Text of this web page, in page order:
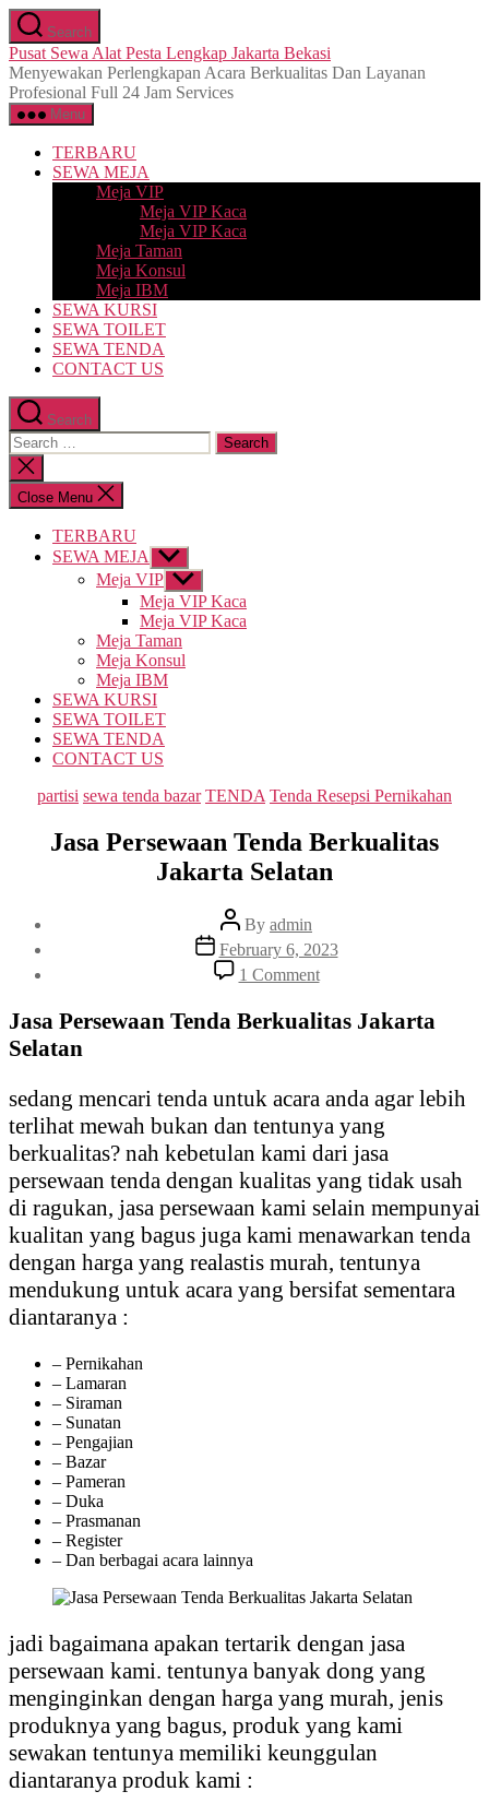
Skip
to
the
content
Search
Pusat Sewa Alat Pesta Lengkap Jakarta Bekasi
Menyewakan Perlengkapan Acara Berkualitas Dan Layanan
Profesional Full 24 Jam Services
Menu
TERBARU
SEWA MEJA
Meja VIP
Meja VIP Kaca
Meja VIP Kaca
Meja Taman
Meja Konsul
Meja IBM
SEWA KURSI
SEWA TOILET
SEWA TENDA
CONTACT US
Search
Search
for:
Close
search
Close Menu
TERBARU
SEWA MEJA
Show
sub
menu
Meja VIP Show
sub
menu
Meja VIP Kaca
Meja VIP Kaca
Meja Taman
Meja Konsul
Meja IBM
SEWA KURSI
SEWA TOILET
SEWA TENDA
CONTACT US
Categories
partisi sewa tenda bazar TENDA Tenda Resepsi Pernikahan
Jasa Persewaan Tenda Berkualitas
Jakarta Selatan
Post
author
By admin
Post
date
February 6, 2023
1 Commenton
Jasa
Tenda
Selatan
Jasa Persewaan Tenda Berkualitas Jakarta
Selatan
sedang mencari tenda untuk acara anda agar lebih
terlihat mewah bukan dan tentunya yang
berkualitas? nah kebetulan kami dari jasa
persewaan tenda dengan kualitas yang tidak usah
di ragukan, jasa persewaan kami selain mempunyai
kualitan yang bagus juga kami menawarkan tenda
dengan harga yang realastis murah, tentunya
mendukung untuk acara yang bersifat sementara
diantaranya :
– Pernikahan
– Lamaran
– Siraman
– Sunatan
– Pengajian
– Bazar
– Pameran
– Duka
– Prasmanan
– Register
– Dan berbagai acara lainnya
jadi bagaimana apakan tertarik dengan jasa
persewaan kami. tentunya banyak dong yang
menginginkan dengan harga yang murah, jenis
produknya yang bagus, produk yang kami
sewakan tentunya memiliki keunggulan
diantaranya produk kami :